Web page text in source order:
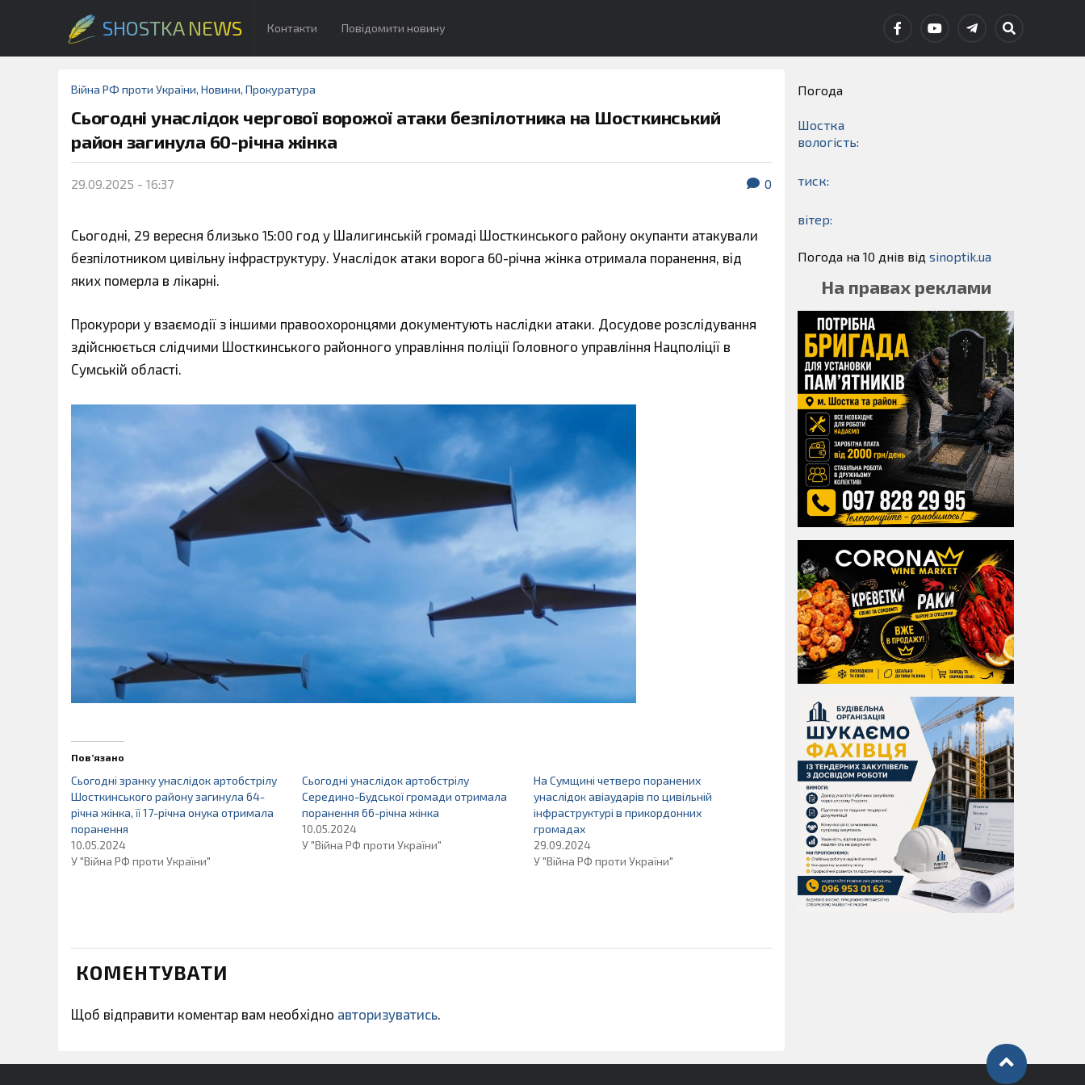
SHOSTKA NEWS Контакти Повідомити новину
Війна РФ проти України, Новини, Прокуратура
Сьогодні унаслідок чергової ворожої атаки безпілотника на Шосткинський
район загинула 60-річна жінка
29.09.2025 - 16:37 0
Сьогодні, 29 вересня близько 15:00 год у Шалигинській громаді Шосткинського району окупанти атакували
безпілотником цивільну інфраструктуру. Унаслідок атаки ворога 60-річна жінка отримала поранення, від
яких померла в лікарні.
Прокурори у взаємодії з іншими правоохоронцями документують наслідки атаки. Досудове розслідування
здійснюється слідчими Шосткинського районного управління поліції Головного управління Нацполіції в
Сумській області.
Пов’язано
Сьогодні зранку унаслідок артобстрілу
Шосткинського району загинула 64-
річна жінка, її 17-річна онука отримала
поранення
10.05.2024
У "Війна РФ проти України"
Сьогодні унаслідок артобстрілу
Середино-Будської громади отримала
поранення 66-річна жінка
10.05.2024
У "Війна РФ проти України"
На Сумщині четверо поранених
унаслідок авіаударів по цивільній
інфраструктурі в прикордонних
громадах
29.09.2024
У "Війна РФ проти України"
КОМЕНТУВАТИ
Щоб відправити коментар вам необхідно авторизуватись
Погода
Шостка
вологість:
тиск:
вітер:
Погода на 10 днів від sinoptik.ua
На правах реклами